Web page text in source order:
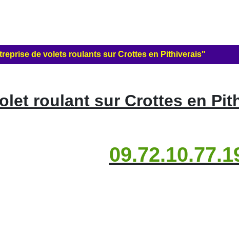
de volets roulants sur Crottes en Pithiverais"
roulant sur Crottes en